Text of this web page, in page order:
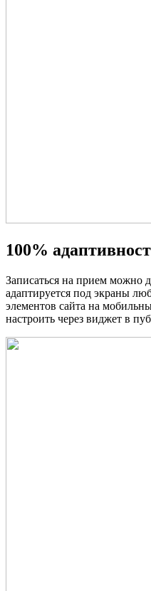
100%
Записаться на прием можно
адаптируется под экраны
элементов сайта на
настроить через виджет в